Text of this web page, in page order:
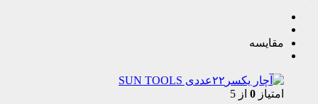
مقایسه
امتیاز 0 از 5